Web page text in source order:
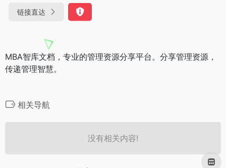
链接直达
MBA智库文档，专业的管理资源分享平台。分享管理资源，
传递管理智慧。
相关导航
没有相关内容!